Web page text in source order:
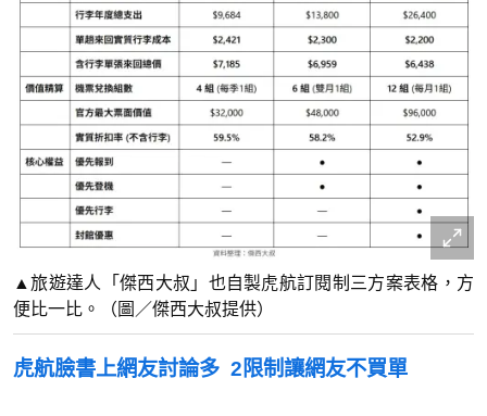
▲旅遊達人「傑西大叔」也自製虎航訂閱制三方案表格，方
便比一比。（圖／傑西大叔提供）
虎航臉書上網友討論多 2限制讓網友不買單